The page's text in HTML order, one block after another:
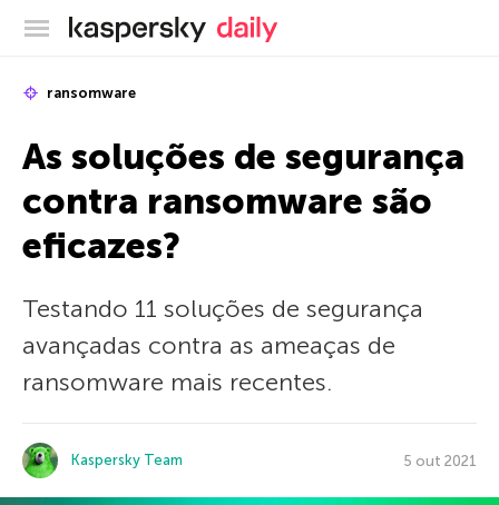
Blog oficial da Kaspersky
ransomware
As soluções de segurança
contra ransomware são
eficazes?
Testando 11 soluções de segurança
avançadas contra as ameaças de
ransomware mais recentes.
Kaspersky Team 5 out 2021